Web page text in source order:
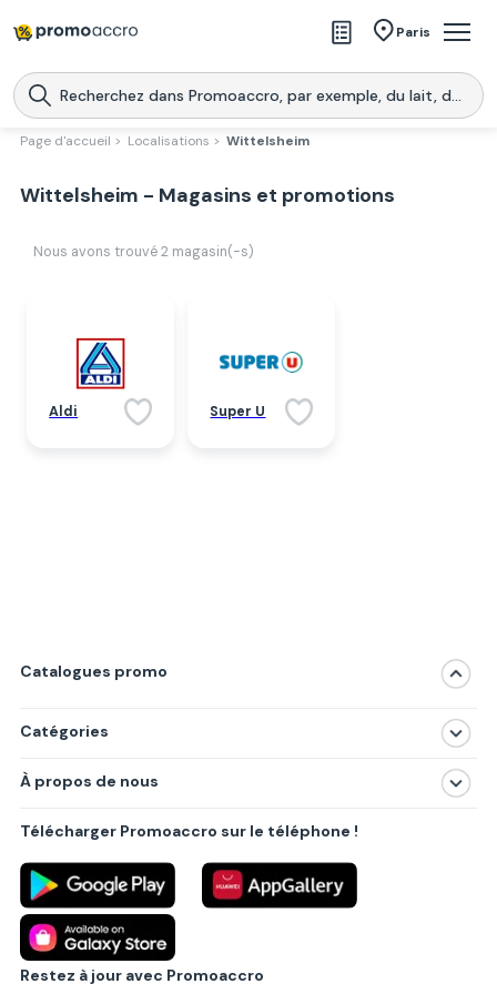
Paris
Magasins
Produits
Promoaccro
l'application
Page d'accueil > Localisations > Wittelsheim
Wittelsheim - Magasins et promotions
Nous avons trouvé 2 magasin(-s)
Aldi Super U
Catalogues promo
Catégories
Produits
Villes principales
À propos de nous
Politique de confidentialité
Règlements
Partenariat B2B
Blog
Contact
Télécharger Promoaccro sur le téléphone !
Restez à jour avec Promoaccro